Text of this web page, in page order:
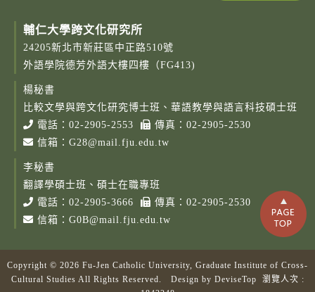
輔仁大學跨文化研究所
24205新北市新莊區中正路510號
外語學院德芳外語大樓四樓（FG413)
楊秘書
比較文學與跨文化研究博士班、華語教學與語言科技碩士班
電話： 02-2905-2553
傳真：02-2905-2530
信箱： G28@mail.fju.edu.tw
李秘書
翻譯學碩士班、碩士在職專班
電話： 02-2905-3666
傳真：02-2905-2530
信箱： G0B@mail.fju.edu.tw
Copyright © 2026 Fu-Jen Catholic University, Graduate Institute of Cross-
Cultural Studies All Rights Reserved. Design by DeviseTop 瀏覽人次 :